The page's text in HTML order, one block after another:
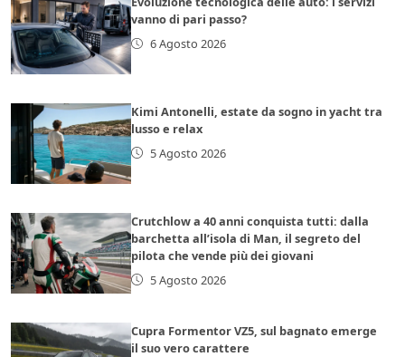
vanno di pari passo?
6 Agosto 2026
Kimi Antonelli, estate da sogno in yacht tra
lusso e relax
5 Agosto 2026
Crutchlow a 40 anni conquista tutti: dalla
barchetta all’isola di Man, il segreto del
pilota che vende più dei giovani
5 Agosto 2026
Cupra Formentor VZ5, sul bagnato emerge
il suo vero carattere